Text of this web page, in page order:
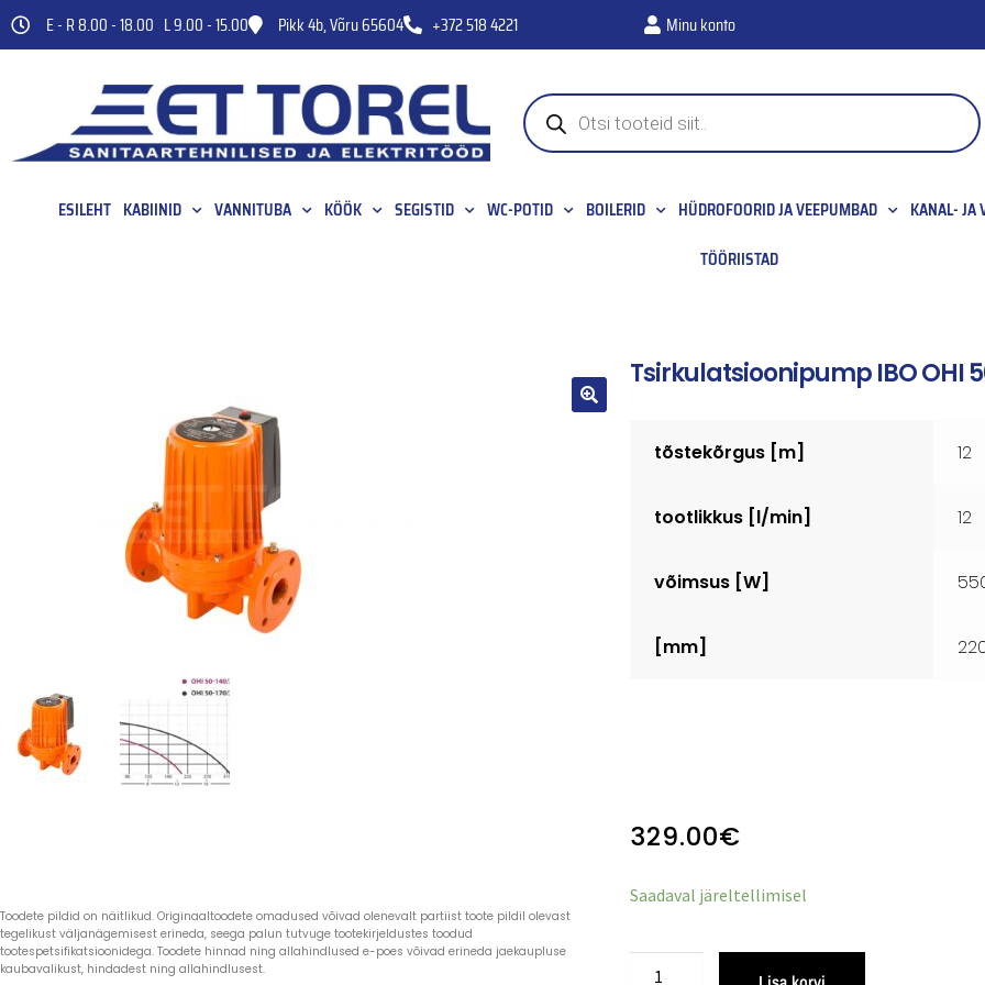
E - R 8.00 - 18.00 L 9.00 - 15.00 Pikk 4b, Võru 65604 +372 518 4221 Minu konto
ESILEHT KABIINID VANNITUBA KÖÖK SEGISTID WC-POTID BOILERID HÜDROFOORID JA VEEPUMBAD KANAL- JA
TÖÖRIISTAD
Toodete pildid on näitlikud. Originaaltoodete omadused võivad olenevalt partiist toote pildil olevast
tegelikust väljanägemisest erineda, seega palun tutvuge tootekirjeldustes toodud
tootespetsifikatsioonidega. Toodete hinnad ning allahindlused e-poes võivad erineda jaekaupluse
kaubavalikust, hindadest ning allahindlusest.
Tsirkulatsioonipump IBO OHI
tõstekõrgus [m] 12
tootlikkus [l/min] 12
võimsus [W]
[mm]
329.00€
Saadaval järeltellimisel